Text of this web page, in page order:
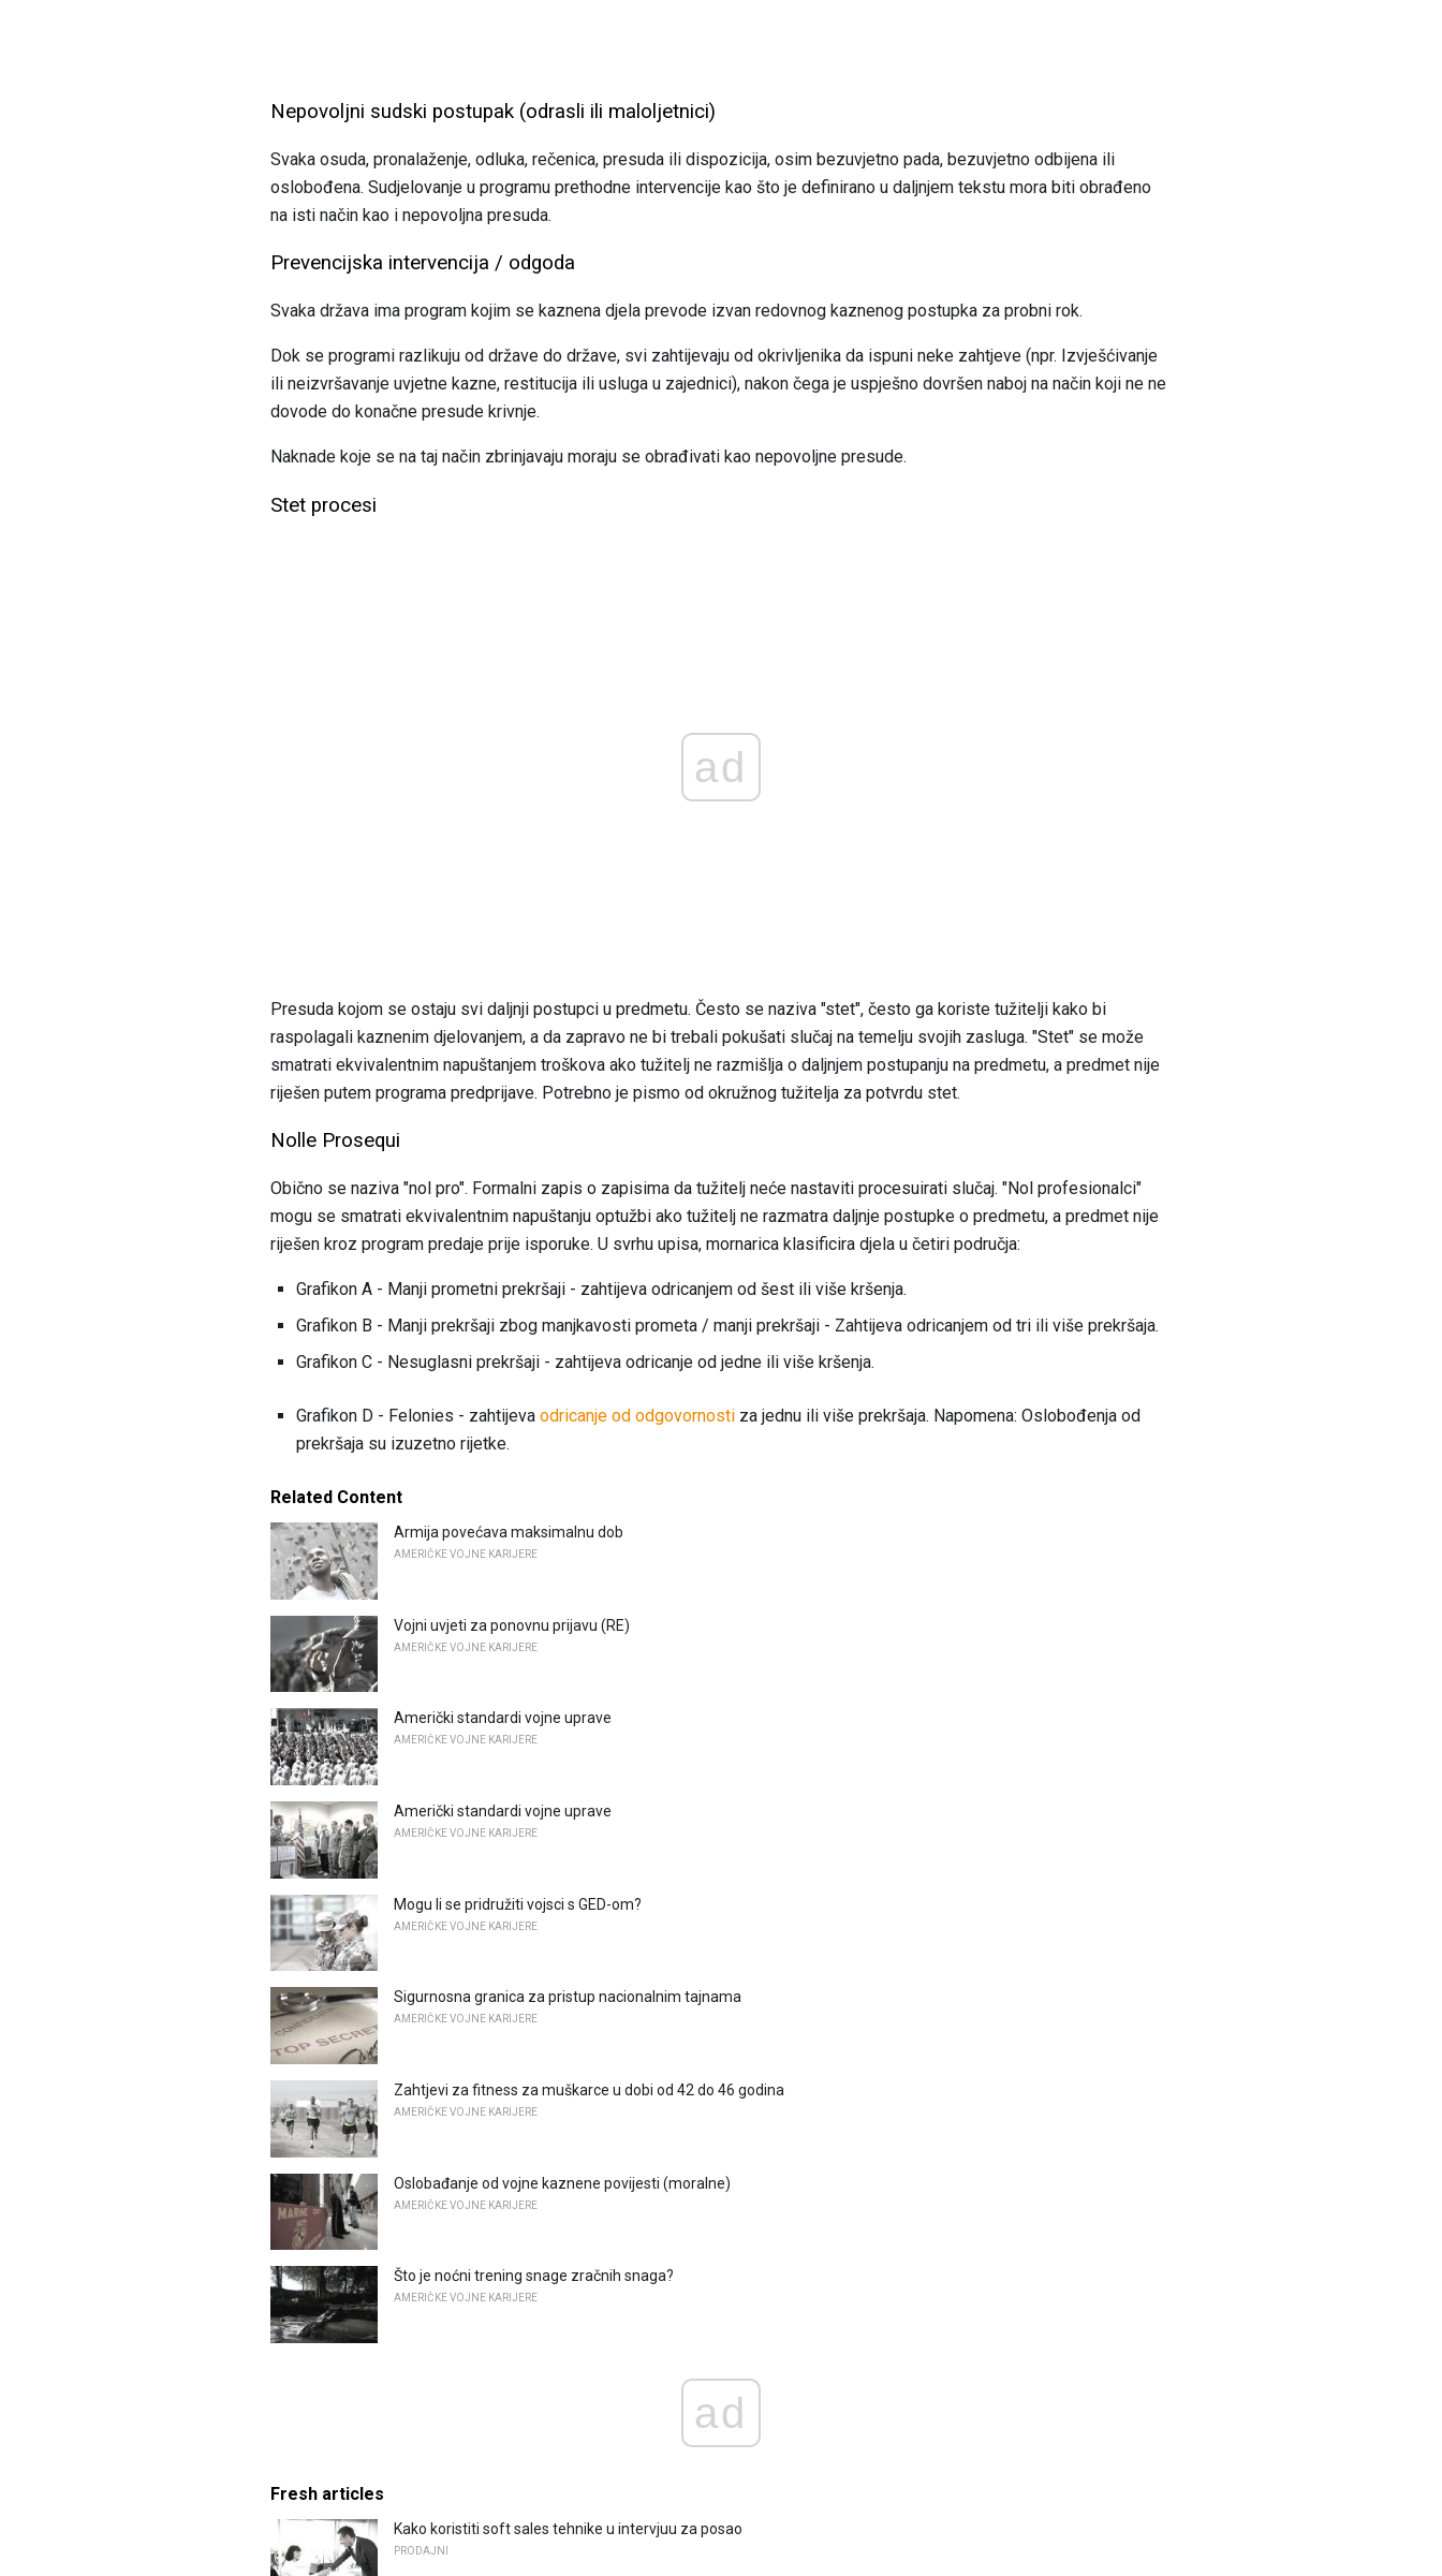
Nepovoljni sudski postupak (odrasli ili maloljetnici)
Svaka osuda, pronalaženje, odluka, rečenica, presuda ili dispozicija, osim bezuvjetno pada, bezuvjetno odbijena ili
oslobođena. Sudjelovanje u programu prethodne intervencije kao što je definirano u daljnjem tekstu mora biti obrađeno
na isti način kao i nepovoljna presuda.
Prevencijska intervencija / odgoda
Svaka država ima program kojim se kaznena djela prevode izvan redovnog kaznenog postupka za probni rok.
Dok se programi razlikuju od države do države, svi zahtijevaju od okrivljenika da ispuni neke zahtjeve (npr. Izvješćivanje
ili neizvršavanje uvjetne kazne, restitucija ili usluga u zajednici), nakon čega je uspješno dovršen naboj na način koji ne ne
dovode do konačne presude krivnje.
Naknade koje se na taj način zbrinjavaju moraju se obrađivati ​​kao nepovoljne presude.
Stet procesi
ad
Presuda kojom se ostaju svi daljnji postupci u predmetu. Često se naziva "stet", često ga koriste tužitelji kako bi
raspolagali kaznenim djelovanjem, a da zapravo ne bi trebali pokušati slučaj na temelju svojih zasluga. "Stet" se može
smatrati ekvivalentnim napuštanjem troškova ako tužitelj ne razmišlja o daljnjem postupanju na predmetu, a predmet nije
riješen putem programa predprijave. Potrebno je pismo od okružnog tužitelja za potvrdu stet.
Nolle Prosequi
Obično se naziva "nol pro". Formalni zapis o zapisima da tužitelj neće nastaviti procesuirati slučaj. "Nol profesionalci"
mogu se smatrati ekvivalentnim napuštanju optužbi ako tužitelj ne razmatra daljnje postupke o predmetu, a predmet nije
riješen kroz program predaje prije isporuke. U svrhu upisa, mornarica klasificira djela u četiri područja:
Grafikon A - Manji prometni prekršaji - zahtijeva odricanjem od šest ili više kršenja.
Grafikon B - Manji prekršaji zbog manjkavosti prometa / manji prekršaji - Zahtijeva odricanjem od tri ili više prekršaja.
Grafikon C - Nesuglasni prekršaji - zahtijeva odricanje od jedne ili više kršenja.
Grafikon D - Felonies - zahtijeva odricanje od odgovornosti za jednu ili više prekršaja. Napomena: Oslobođenja od
prekršaja su izuzetno rijetke.
Related Content
Armija povećava maksimalnu dob
AMERIČKE VOJNE KARIJERE
Vojni uvjeti za ponovnu prijavu (RE)
AMERIČKE VOJNE KARIJERE
Američki standardi vojne uprave
AMERIČKE VOJNE KARIJERE
Američki standardi vojne uprave
AMERIČKE VOJNE KARIJERE
Mogu li se pridružiti vojsci s GED-om?
AMERIČKE VOJNE KARIJERE
Sigurnosna granica za pristup nacionalnim tajnama
AMERIČKE VOJNE KARIJERE
Zahtjevi za fitness za muškarce u dobi od 42 do 46 godina
AMERIČKE VOJNE KARIJERE
Oslobađanje od vojne kaznene povijesti (moralne)
AMERIČKE VOJNE KARIJERE
Što je noćni trening snage zračnih snaga?
AMERIČKE VOJNE KARIJERE
ad
Fresh articles
Kako koristiti soft sales tehnike u intervjuu za posao
PRODAJNI